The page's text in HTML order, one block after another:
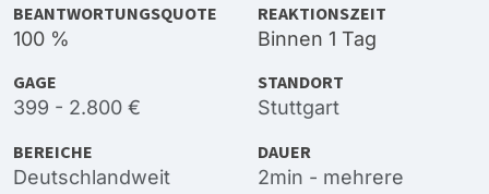
BEANTWORTUNGSQUOTE
100 %
REAKTIONSZEIT
Binnen 1 Tag
GAGE
399 - 2.800 €
STANDORT
Stuttgart
BEREICHE
Deutschlandweit
DAUER
2min - mehrere